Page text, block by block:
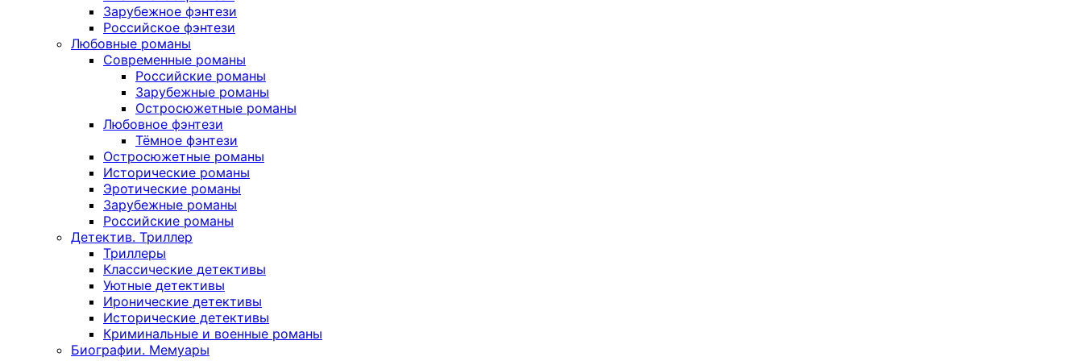
Зарубежное фэнтези
Российское фэнтези
Любовные романы
Современные романы
Российские романы
Зарубежные романы
Остросюжетные романы
Любовное фэнтези
Тёмное фэнтези
Остросюжетные романы
Исторические романы
Эротические романы
Зарубежные романы
Российские романы
Детектив. Триллер
Триллеры
Классические детективы
Уютные детективы
Иронические детективы
Исторические детективы
Криминальные и военные романы
Биографии. Мемуары